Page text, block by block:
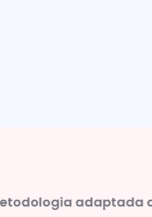
adaptada ao